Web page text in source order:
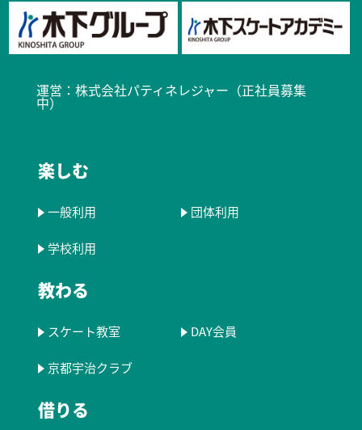
運営： 株式会社パティネレジャー（正社員募集
中）​
楽しむ
一般利用 団体利用
学校利用
教わる
スケート教室 DAY会員
京都宇治クラブ
借りる